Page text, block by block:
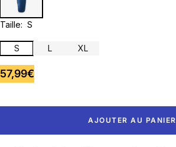
Taille: S
S L XL
Prix
vente
57,99€
AJOUTER AU PANIER